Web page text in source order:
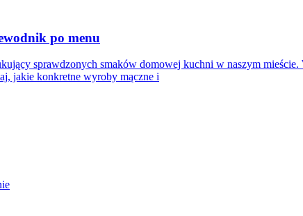
po menu
sprawdzonych smaków domowej kuchni w naszym
jakie konkretne wyroby mączne i